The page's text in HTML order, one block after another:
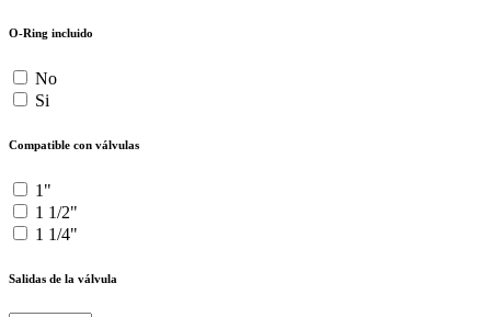
O-Ring incluido
No
Si
Compatible con válvulas
1"
1 1/2"
1 1/4"
Salidas de la válvula